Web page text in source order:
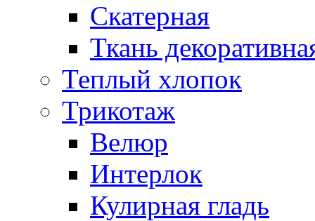
Скатерная
Ткань
Теплый хлопок
Трикотаж
Велюр
Интерлок
Кулирная гладь